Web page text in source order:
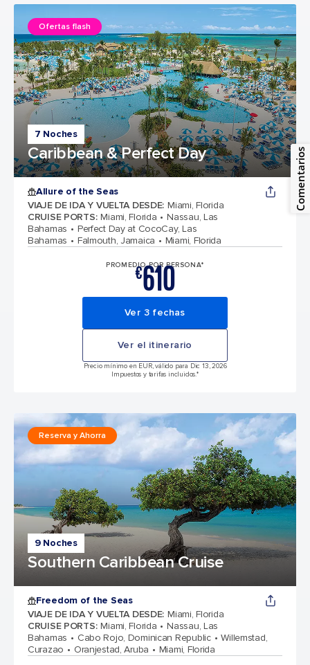
7 Noches
Caribbean & Perfect Day
Ofertas flash
Allure of the Seas
VIAJE DE IDA Y VUELTA DESDE: Miami, Florida
CRUISE PORTS: Miami, Florida
Nassau, Las
Bahamas
Perfect Day at CocoCay, Las
Bahamas
Falmouth, Jamaica Miami, Florida
PROMEDIO POR PERSONA*
€610
Ver 3 fechas
Ver el itinerario
Precio mínimo en EUR, válido para Dic 13, 2026
Impuestos y tarifas incluidos.*
9 Noches
Southern Caribbean Cruise
Reserva y Ahorra
Freedom of the Seas
VIAJE DE IDA Y VUELTA DESDE: Miami, Florida
CRUISE PORTS: Miami, Florida
Nassau, Las
Bahamas
Cabo Rojo, Dominican Republic
Willemstad,
Curazao
Oranjestad, Aruba Miami, Florida
Comentarios